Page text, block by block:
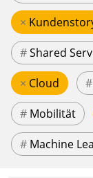
×
#Shared
× Cloud #
# Mobilität
# Machine